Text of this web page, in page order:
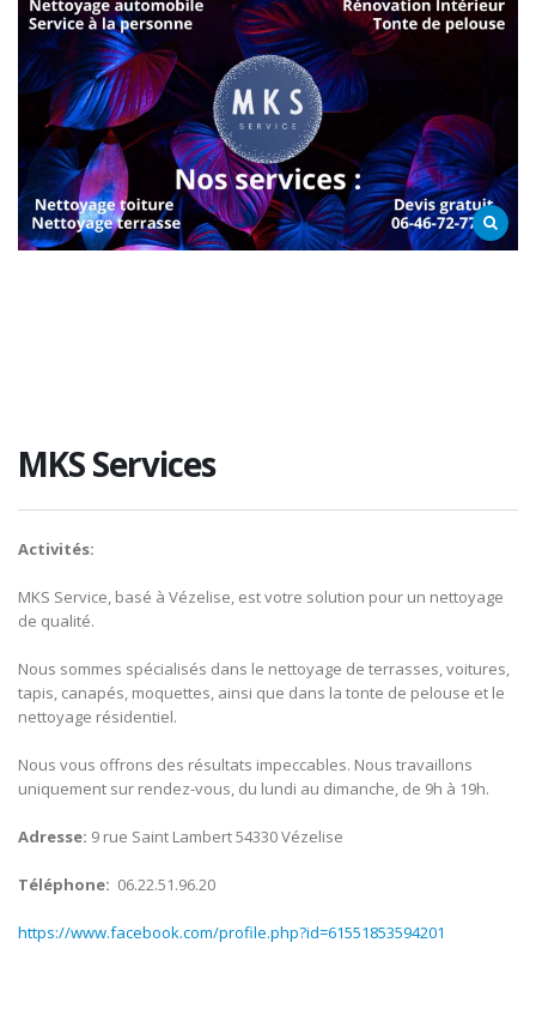
MKS Services
Activités:
MKS Service, basé à Vézelise, est votre solution pour un nettoyage
de qualité.
Nous sommes spécialisés dans le nettoyage de terrasses, voitures,
tapis, canapés, moquettes, ainsi que dans la tonte de pelouse et le
nettoyage résidentiel.
Nous vous offrons des résultats impeccables. Nous travaillons
uniquement sur rendez-vous, du lundi au dimanche, de 9h à 19h.
Adresse: 9 rue Saint Lambert 54330 Vézelise
Téléphone: 06.22.51.96.20
https://www.facebook.com/profile.php?id=61551853594201